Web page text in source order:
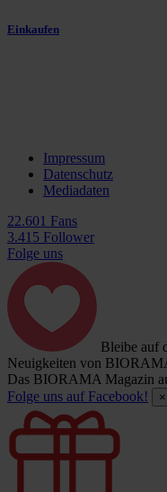
Einkaufen
Impressum
Datenschutz
Mediadaten
22.601 Fans
3.415 Follower
Folge uns
Bleibe auf
Neuigkeiten von
Das BIORAMA Magazin
Folge uns auf Facebook!
×